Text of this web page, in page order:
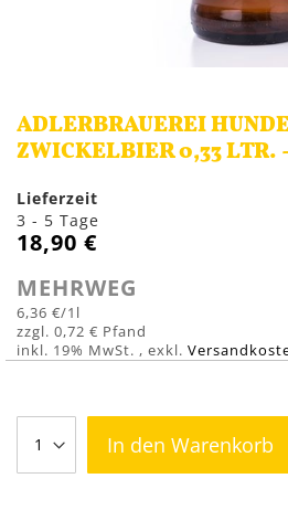
ADLERBRAUEREI
ZWICKELBIER 0,33 LTR.
Lieferzeit
3 - 5 Tage
18,90 €
MEHRWEG
6,36 €/1l
0,72 €
inkl. 19% MwSt. , exkl.
In den Warenkorb
der
Bildergalerie
springen